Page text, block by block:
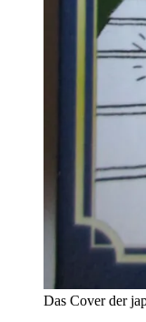
Das Cover der